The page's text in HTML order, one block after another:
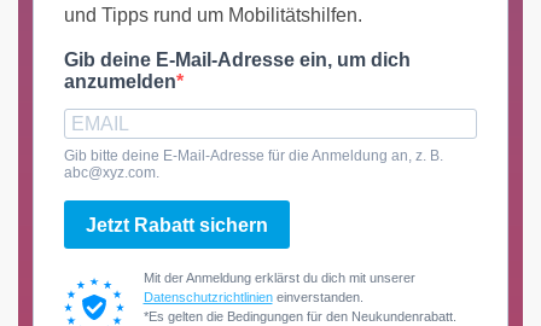
und Tipps rund um Mobilitätshilfen.
Gib deine E-Mail-Adresse ein, um dich
anzumelden
Gib bitte deine E-Mail-Adresse für die Anmeldung an, z. B.
abc@xyz.com.
Jetzt Rabatt sichern
Mit der Anmeldung erklärst du dich mit unserer
Datenschutzrichtlinieneinverstanden.
*Es gelten die Bedingungen für den Neukundenrabatt.